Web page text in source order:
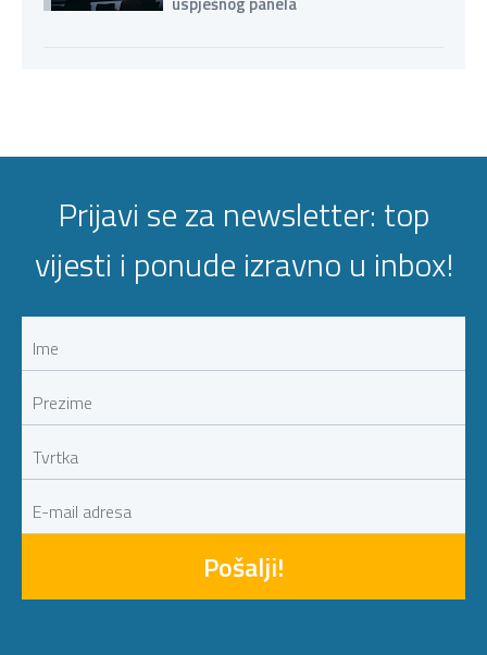
Prijavi se za newsletter: top
vijesti i ponude izravno u inbox!
Pošalji!